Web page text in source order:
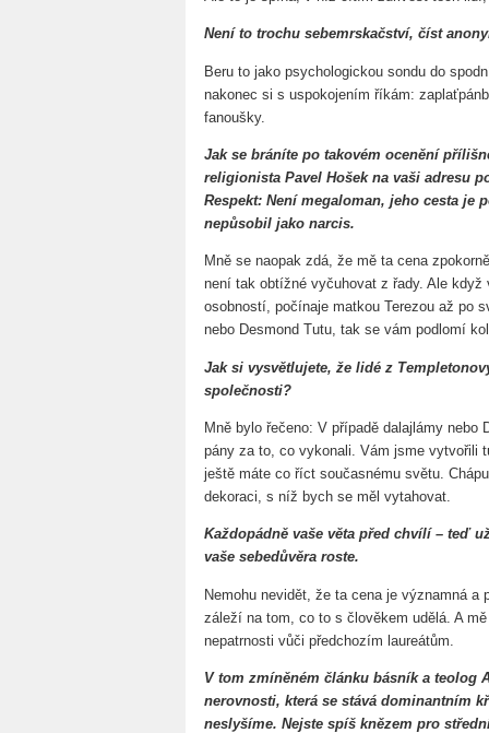
Není to trochu sebemrskačství, číst
Beru to jako psychologickou sondu do
nakonec si s uspokojením říkám:
fanoušky.
Jak se bráníte po takovém ocenění
religionista Pavel Hošek na vaši adresu
Respekt: Není megaloman, jeho cesta je
nepůsobil jako narcis.
Mně se naopak zdá, že mě ta cena
není tak obtížné vyčuhovat z řady. Ale
osobností, počínaje matkou Terezou až po
nebo Desmond Tutu, tak se vám podlomí
Jak si vysvětlujete, že lidé z
společnosti?
Mně bylo řečeno: V případě dalajlámy nebo
pány za to, co vykonali. Vám jsme vytvořili
ještě máte co říct současnému světu.
dekoraci, s níž bych se měl vytahovat.
Každopádně vaše věta před chvílí – teď
vaše sebedůvěra roste.
Nemohu nevidět, že ta cena je významná
záleží na tom, co to s člověkem udělá. A
nepatrnosti vůči předchozím laureátům.
V tom zmíněném článku básník a teolog
nerovnosti, která se stává dominantním
neslyšíme. Nejste spíš knězem pro